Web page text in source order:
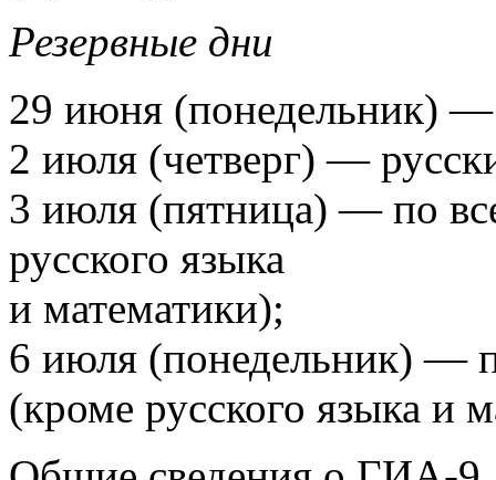
Резервные дни
29 июня (понедельник) —
2 июля (четверг) —
3 июля (пятница) — по
русского языка
и математики);
6 июля (понедельник) —
(кроме русского языка и